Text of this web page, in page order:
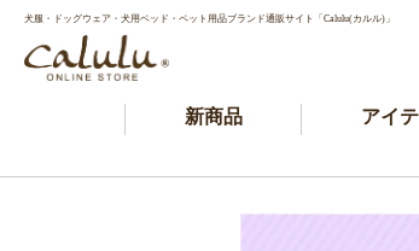
犬服・ドッグウェア・犬用ベッド・ペット用品ブランド通販サイト「Calulu(カルル)」
新商品 アイ